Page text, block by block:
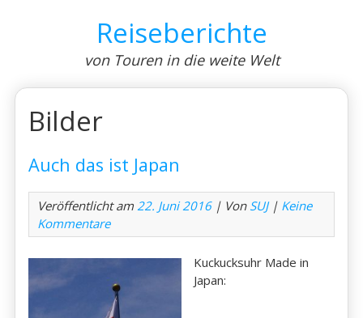
Reiseberichte
von Touren in die weite Welt
Bilder
Auch das ist Japan
Veröffentlicht am22. Juni 2016| Von SUJ| Keine
Kommentare
Kuckucksuhr Made in
Japan: